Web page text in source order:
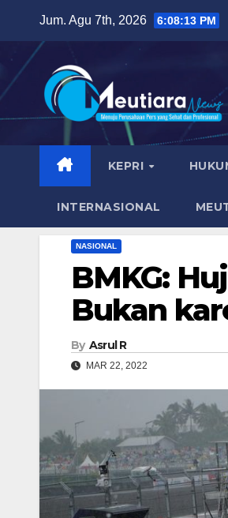
content
Jum. Agu 7th, 2026 6:08:14 PM
KEPRI
INTERNASIONAL
NASIONAL
BMKG:
Bukan
By Asrul R
MAR 22, 2022